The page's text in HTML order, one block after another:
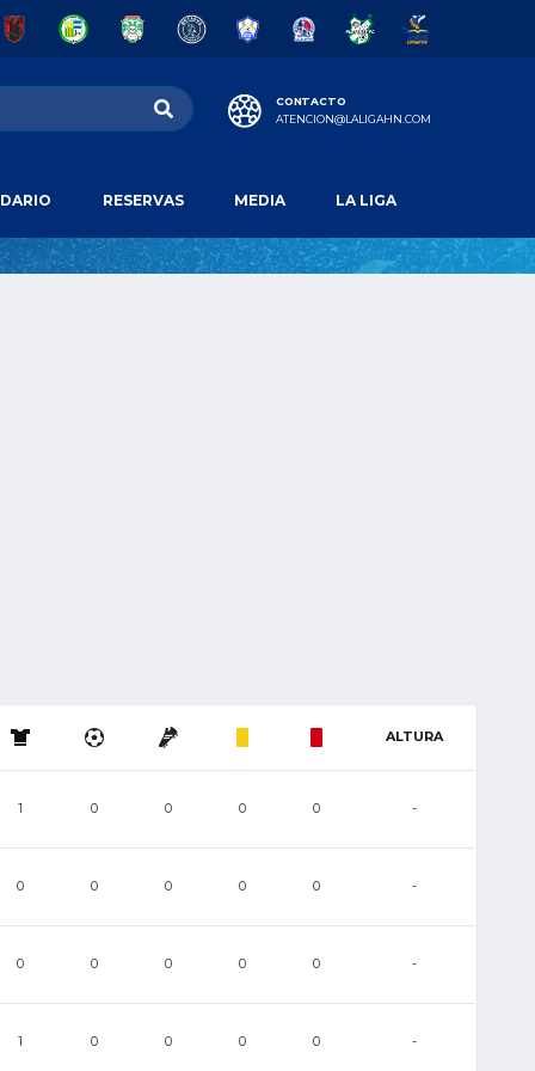
CONTACTO
ATENCION@LALIGAHN.COM
RESERVAS MEDIA LA LIGA
ALTURA
1 0 0 0 0 -
0 0 0 0 0 -
0 0 0 0 0 -
1 0 0 0 0 -